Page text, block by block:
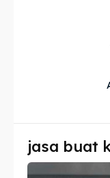
Imta
Imta
jasa buat